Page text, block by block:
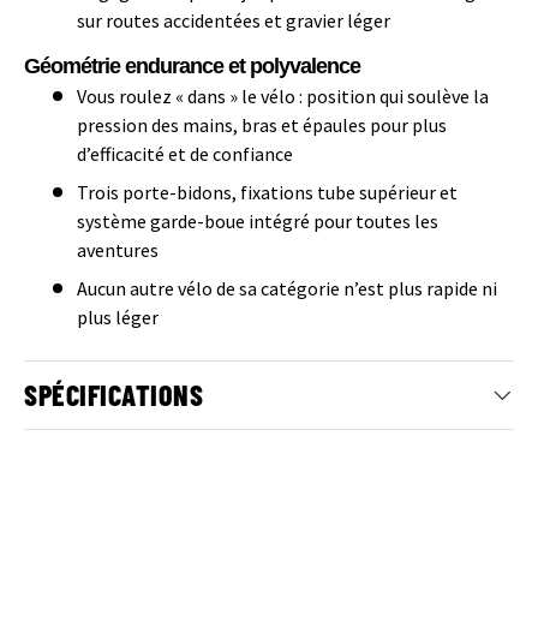
sur routes accidentées et gravier léger
Géométrie endurance et polyvalence
Vous roulez « dans » le vélo : position qui soulève la
pression des mains, bras et épaules pour plus
d’efficacité et de confiance
Trois porte-bidons, fixations tube supérieur et
système garde-boue intégré pour toutes les
aventures
Aucun autre vélo de sa catégorie n’est plus rapide ni
plus léger
SPÉCIFICATIONS